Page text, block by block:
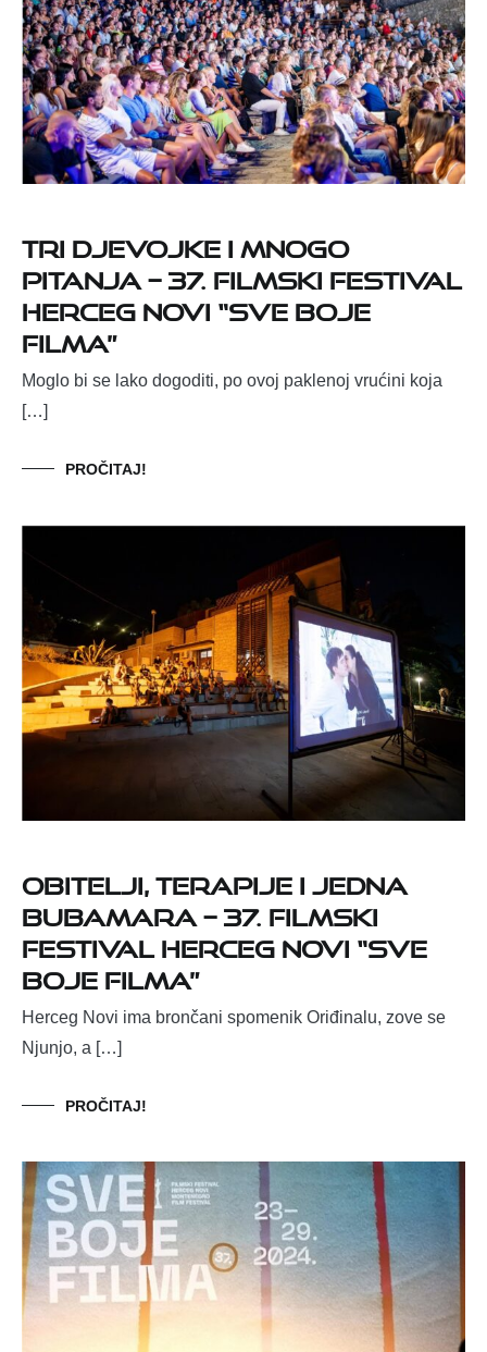
Tri djevojke i mnogo
pitanja – 37. Filmski festival
Herceg Novi “Sve boje
filma”
Moglo bi se lako dogoditi, po ovoj paklenoj vrućini koja
[…]
PROČITAJ!
Obitelji, terapije i jedna
bubamara – 37. Filmski
festival Herceg Novi “Sve
boje filma”
Herceg Novi ima brončani spomenik Oriđinalu, zove se
Njunjo, a […]
PROČITAJ!